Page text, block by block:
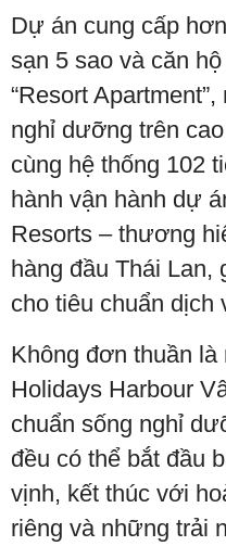
Dự án cung cấp
sạn 5 sao và căn
“Resort
nghỉ dưỡng trên
cùng hệ thống 102
hành vận hành dự
Resorts – thương
hàng đầu Thái Lan,
cho tiêu chuẩn dịch
Không đơn thuần
Holidays Harbour
chuẩn sống nghỉ
đều có thể bắt đầu
vịnh, kết thúc với
riêng và những trải